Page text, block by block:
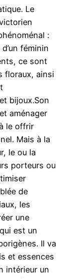
Le
:
féminin
ce sont
floraux, ainsi
bijoux.Son
aménager
le offrir
Mais à la
le ou la
porteurs ou
de
les
une
est un
Il va
et essences
intérieur un